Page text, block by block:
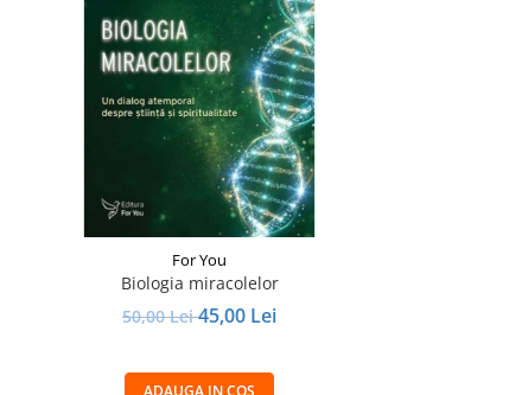
For You
Biologia miracolelor
50,00 Lei45,00 Lei
ADAUGA IN COS